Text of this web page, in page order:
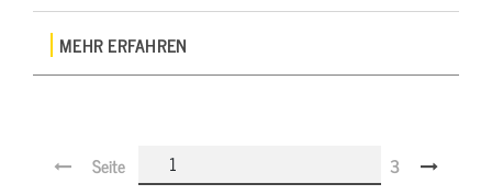
MEHR ERFAHREN
Seite 3